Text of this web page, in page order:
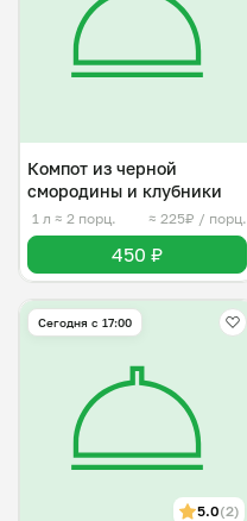
Компот из черной
смородины и клубники
1 л ≈ 2 порц. ≈ 225₽ / порц.
450 ₽
Сегодня с 17:00
5.0(2)